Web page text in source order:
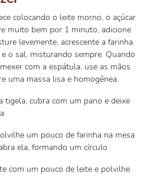
colocando o leite morno, o açúcar
muito bem por 1 minuto, adicione
levemente, acrescente a farinha
o sal, misturando sempre. Quando
com a espátula, use as mãos
uma massa lisa e homogênea.
tigela, cubra com um pano e deixe
um pouco de farinha na mesa
ela, formando um círculo.
com um pouco de leite e polvilhe